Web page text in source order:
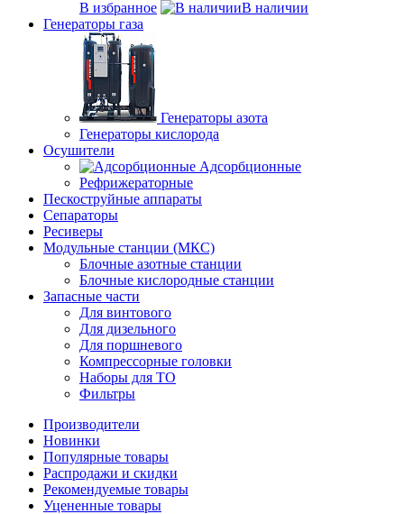
В избранное
В наличии
Генераторы газа
Генераторы азота
Генераторы кислорода
Осушители
Адсорбционные
Рефрижераторные
Пескоструйные аппараты
Сепараторы
Ресиверы
Модульные станции (МКС)
Блочные азотные станции
Блочные кислородные станции
Запасные части
Для винтового
Для дизельного
Для поршневого
Компрессорные головки
Наборы для ТО
Фильтры
Производители
Новинки
Популярные товары
Распродажи и скидки
Рекомендуемые товары
Уцененные товары